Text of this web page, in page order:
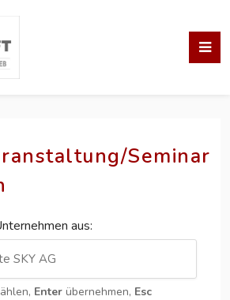
Seminar
aus:
Enter übernehmen, Esc